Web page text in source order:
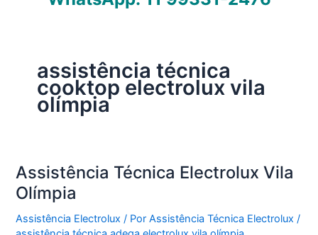
assistência técnica
cooktop electrolux vila
olímpia
Assistência Técnica Electrolux Vila
Olímpia
Assistência Electrolux / PorAssistência Técnica Electrolux/